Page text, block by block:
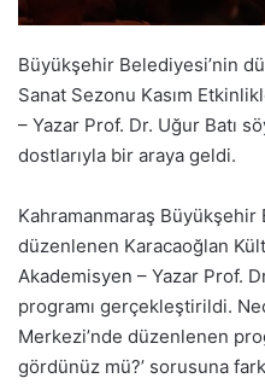
Büyükşehir Belediyesi’nin
Sanat Sezonu Kasım
– Yazar Prof. Dr. Uğur Batı
dostlarıyla bir araya geldi.
Kahramanmaraş Büyükşehir
düzenlenen Karacaoğlan
Akademisyen – Yazar Prof.
programı gerçekleştirildi.
Merkezi’nde düzenlenen
gördünüz mü?’ sorusuna